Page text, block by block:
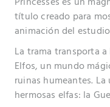
título creado para
animación del
La trama transporta
Elfos, un mundo
ruinas humeantes.
hermosas elfas: la